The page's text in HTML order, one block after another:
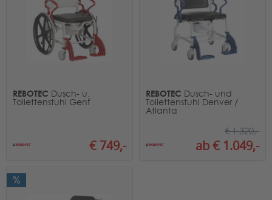
REBOTEC Dusch- u.
Toilettenstuhl Genf
€ 749,-
REBOTEC Dusch- und
Toilettenstuhl Denver /
Atlanta
ab € 1.049,-
€ 1.320,-